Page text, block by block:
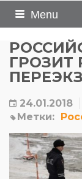
Menu
ГРОЗИТ
24.01.2018
Метки: